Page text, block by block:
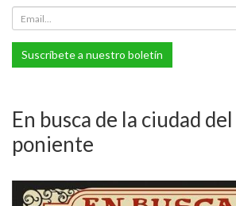
Suscríbete a nuestro boletín
En busca de la ciudad
poniente